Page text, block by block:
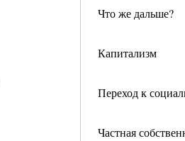
Что же дальше?
Капитализм
Переход к
Частная